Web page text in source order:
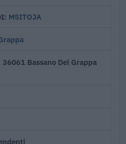
M5ITOJA
36061 Bassano Del Grappa